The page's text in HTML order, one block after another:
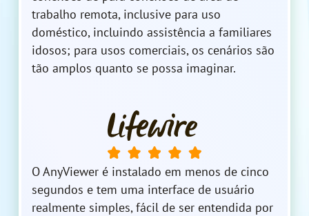
trabalho remota, inclusive para uso
doméstico, incluindo assistência a familiares
idosos; para usos comerciais, os cenários são
tão amplos quanto se possa imaginar.
O AnyViewer é instalado em menos de cinco
segundos e tem uma interface de usuário
realmente simples, fácil de ser entendida por